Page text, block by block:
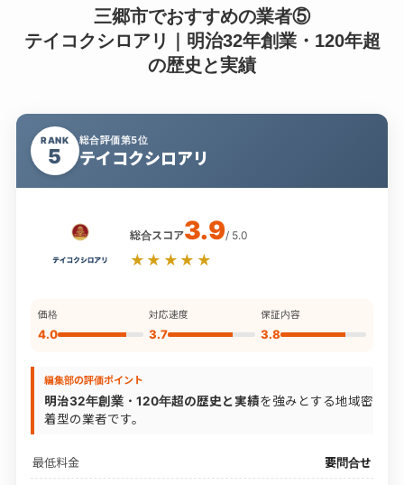
三郷市でおすすめの業者⑤
テイコクシロアリ｜明治32年創業・120年超
の歴史と実績
RANK
5
総合評価第5位
テイコクシロアリ
総合スコア3.9/ 5.0
★★★★★
価格
4.0
対応速度
3.7
保証内容
3.8
編集部の評価ポイント
明治32年創業・120年超の歴史と実績を強みとする地域密
着型の業者です。
最低料金 要問合せ